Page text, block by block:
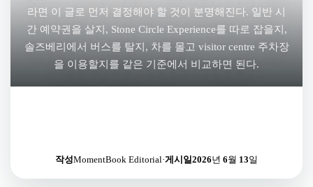
라면 이 글로 먼저 결정해야 할 것이 분명해진다. 일반 시
간 예약권을 살지, Stone Circle Experience를 따로 잡을지,
솔즈베리에서 버스를 탈지, 차를 몰고 visitor centre 주차장
을 이용할지를 같은 기준에서 비교하면 된다.
작성MomentBook Editorial·게시일2026년 6월 13일